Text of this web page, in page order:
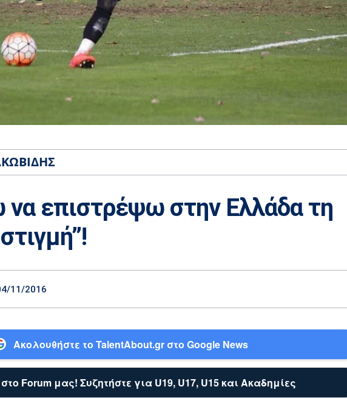
να επιστρέψω στην Ελλάδα τη
11/2016
Ακολουθήστε το TalentAbout.gr στο Google News
Forum μας! Συζητήστε για U19, U17, U15 και Ακαδημίες